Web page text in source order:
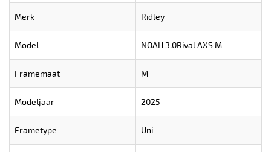
Merk Ridley
Model NOAH 3.0Rival AXS M
Framemaat M
Modeljaar 2025
Frametype Uni